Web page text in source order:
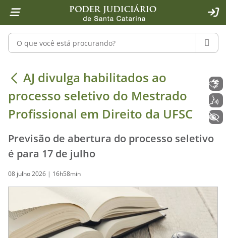
1 Ir para o conteúdo
2 Ir para a ferramenta de acessibilidade - Rybená
4 Ir para o menu principal
5 Ir para a pesquisa
6 Ir para o rodapé
7 Ir para a página inicial
Pesquisar no portal
AJ divulga habilitados ao processo
AJ divulga habilitados ao
processo seletivo do Mestrado
Profissional em Direito da UFSC
Previsão de abertura do processo seletivo
é para 17 de julho
08 julho 2026 | 16h58min
Voz
+ Acessibilidade